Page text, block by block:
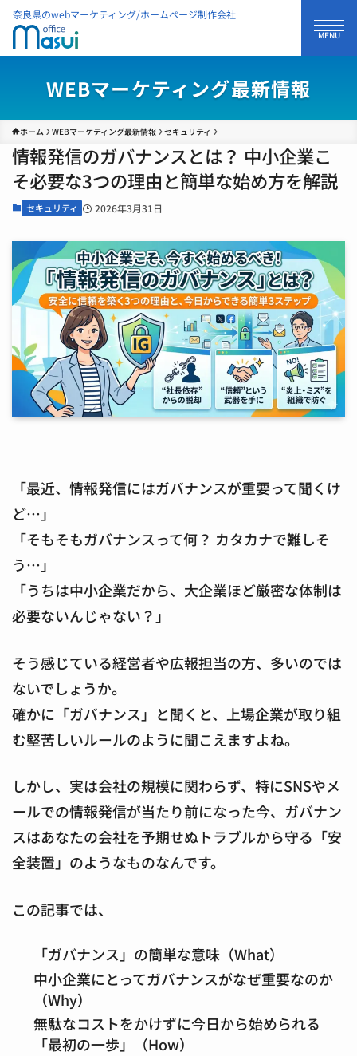
奈良県のwebマーケティング/ホームページ制作会社
WEBマーケティング最新情報
ホーム WEBマーケティング最新情報 セキュリティ
情報発信のガバナンスとは？ 中小企業こ
そ必要な3つの理由と簡単な始め方を解説
セキュリティ 2026年3月31日
「最近、情報発信にはガバナンスが重要って聞くけ
ど…」
「そもそもガバナンスって何？ カタカナで難しそ
う…」
「うちは中小企業だから、大企業ほど厳密な体制は
必要ないんじゃない？」
そう感じている経営者や広報担当の方、多いのでは
ないでしょうか。
確かに「ガバナンス」と聞くと、上場企業が取り組
む堅苦しいルールのように聞こえますよね。
しかし、実は会社の規模に関わらず、特にSNSやメ
ールでの情報発信が当たり前になった今、ガバナン
スはあなたの会社を予期せぬトラブルから守る「安
全装置」のようなものなんです。
この記事では、
「ガバナンス」の簡単な意味（What）
中小企業にとってガバナンスがなぜ重要なのか
（Why）
無駄なコストをかけずに今日から始められる
「最初の一歩」（How）